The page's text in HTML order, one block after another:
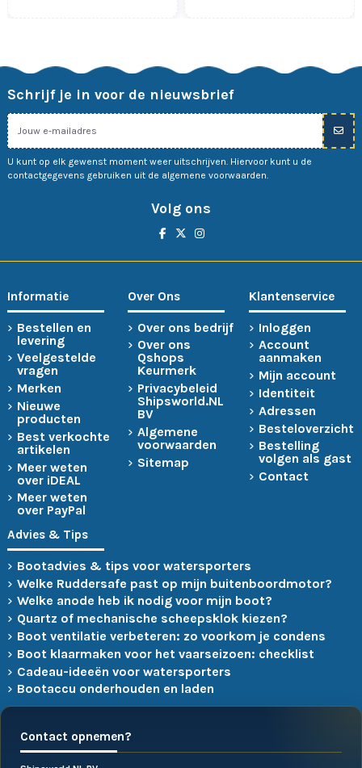
Schrijf je in voor de nieuwsbrief
U kunt op elk gewenst moment weer uitschrijven. Hiervoor kunt u de
contactgegevens gebruiken uit de algemene voorwaarden.
Volg ons
Informatie
Bestellen en
levering
Veelgestelde
vragen
Merken
Nieuwe
producten
Best verkochte
artikelen
Meer weten
over iDEAL
Meer weten
over PayPal
Over Ons
Over ons bedrijf
Over ons
Qshops
Keurmerk
Privacybeleid
Shipsworld.NL
BV
Algemene
voorwaarden
Sitemap
Klantenservice
Inloggen
Account
aanmaken
Mijn account
Identiteit
Adressen
Besteloverzicht
Bestelling
volgen als gast
Contact
Advies & Tips
Bootadvies & tips voor watersporters
Welke Ruddersafe past op mijn buitenboordmotor?
Welke anode heb ik nodig voor mijn boot?
Quartz of mechanische scheepsklok kiezen?
Boot ventilatie verbeteren: zo voorkom je condens
Boot klaarmaken voor het vaarseizoen: checklist
Cadeau-ideeën voor watersporters
Bootaccu onderhouden en laden
Contact opnemen?